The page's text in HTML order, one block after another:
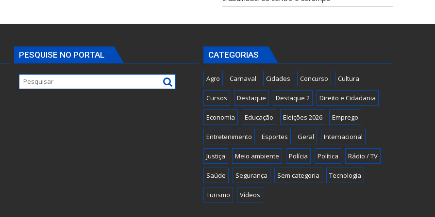
PESQUISE NO PORTAL CATEGORIAS
Agro Carnaval Cidades Concurso Cultura
Cursos Destaque Destaque 2 Direito e Cidadania
Economia Educação Eleições 2026 Emprego
Entretenimento Esportes Geral Internacional
Justiça Meio ambiente Polícia Política Rádio / TV
Saúde Segurança Sem categoria Tecnologia
Turismo Vídeos